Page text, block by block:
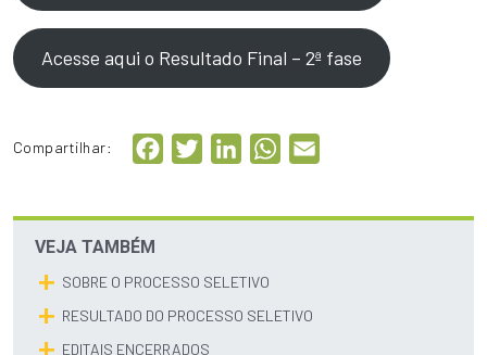
Acesse aqui o Resultado Final – 2ª fase
Compartilhar: FacebookTwitterLinkedInWhatsApp
VEJA TAMBÉM
SOBRE O PROCESSO SELETIVO
RESULTADO DO PROCESSO SELETIVO
EDITAIS ENCERRADOS